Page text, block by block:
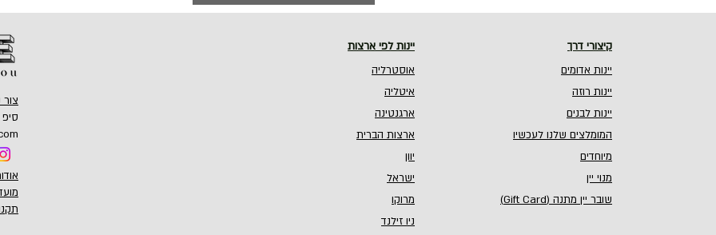
סיפ ווין:
קיצורי דרך
יינות לפי ארצות
אוסטרליה
איטליה
ארגנטינה
ארצות הברית
יוון
ישראל
מרוקו
ניו זילנד
יינות אדומים
יינות רוזה
יינות לבנים
המומלצים שלנו לעכשיו
מיוחדים
מנוי יין
שובר יין מתנה (Gift Card)